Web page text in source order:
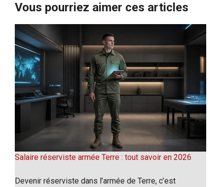
Vous pourriez aimer ces articles
Salaire réserviste armée Terre : tout savoir en 2026
Devenir réserviste dans l’armée de Terre, c’est